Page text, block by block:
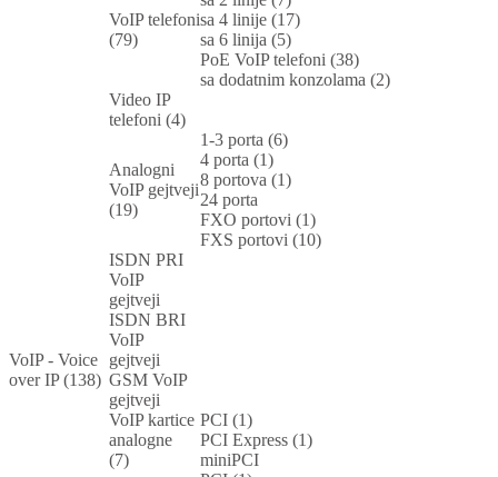
VoIP - Voice
over IP (138)
VoIP telefoni
(79)
sa 4 linije (17)
sa 6 linija (5)
PoE VoIP telefoni (38)
sa dodatnim konzolama (2)
Video IP
telefoni (4)
Analogni
VoIP gejtveji
(19)
1-3 porta (6)
4 porta (1)
8 portova (1)
24 porta
FXO portovi (1)
FXS portovi (10)
ISDN PRI
VoIP
gejtveji
ISDN BRI
VoIP
gejtveji
GSM VoIP
gejtveji
VoIP kartice
analogne
(7)
PCI (1)
PCI Express (1)
miniPCI